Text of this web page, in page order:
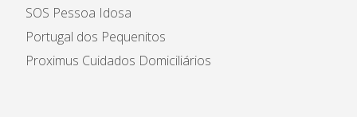
SOS Pessoa Idosa
Portugal dos Pequenitos
Proximus Cuidados Domiciliários